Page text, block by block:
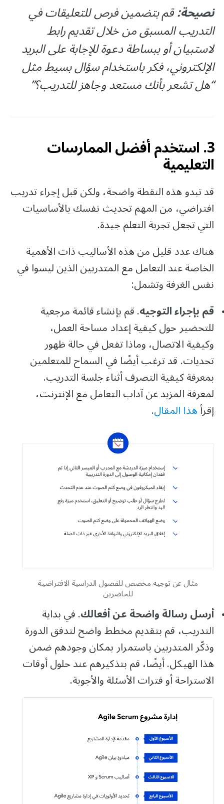
نصيحة:قم بتضمين فرص للتعليقات في
التدريب المسبق من خلال تقديم رابط
لاستبيان أو ببساطة دعوة للإجابة على البريد
الإلكتروني، فكر باستخدام سؤال بسيط مثل
“هل تشعر بأنك مستعد وجاهز للتدريب؟”
3. استخدم أفضل الممارسات
التعليمية
قد تبدو هذه النقطة واضحة، ولكن قبل إجراء تدريب
افتراضي، من المهم تحديث نفسك بالأساسيات
التي تجعل تجربة التعلم جيدة.
هناك عدد قليل من هذه الأساليب ذات الأهمية
الخاصة عند التعامل مع المتدربين الذين ليسوا في
نفس الغرفة وتشمل:
قم بإجراء التوجيه. قم بإنشاء قائمة مرجعية
للتحضير حول كيفية إعداد مساحة العمل،
وكيفية الاتصال، وماذا تفعل في حالة ظهور
تحديات. قد ترغب أيضًا في السماح للمتعلمين
بمعرفة كيفية التصرف أثناء جلسة التدريب.
لمعرفة المزيد عن آداب التعامل مع الإنترنت،
إقرأهذا المقال.
مثال عن توجيه مخصص للفصول الدراسية الافتراضية
للحاضرين
أرسل رسالة واضحة عن أفعالك. في بداية
التدريب، قم بتقديم مخطط واضح لتدفق الدورة
وذكّر المتدربين باستمرار بمكان وجودهم ضمن
هذا الهيكل. أيضًا، قم بتذكيرهم عند حلول أوقات
الاستراحة أو فترات الأسئلة والأجوبة.